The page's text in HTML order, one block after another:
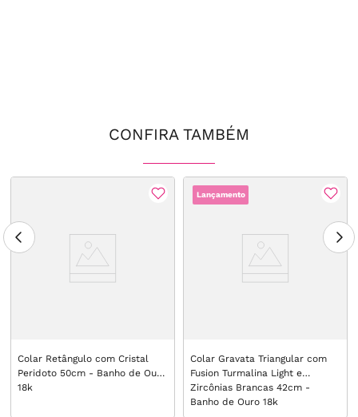
CONFIRA TAMBÉM
Colar Retângulo com Cristal
Peridoto 50cm - Banho de Ouro
18k
Lançamento
Colar Gravata Triangular com
Fusion Turmalina Light e
Zircônias Brancas 42cm -
Banho de Ouro 18k